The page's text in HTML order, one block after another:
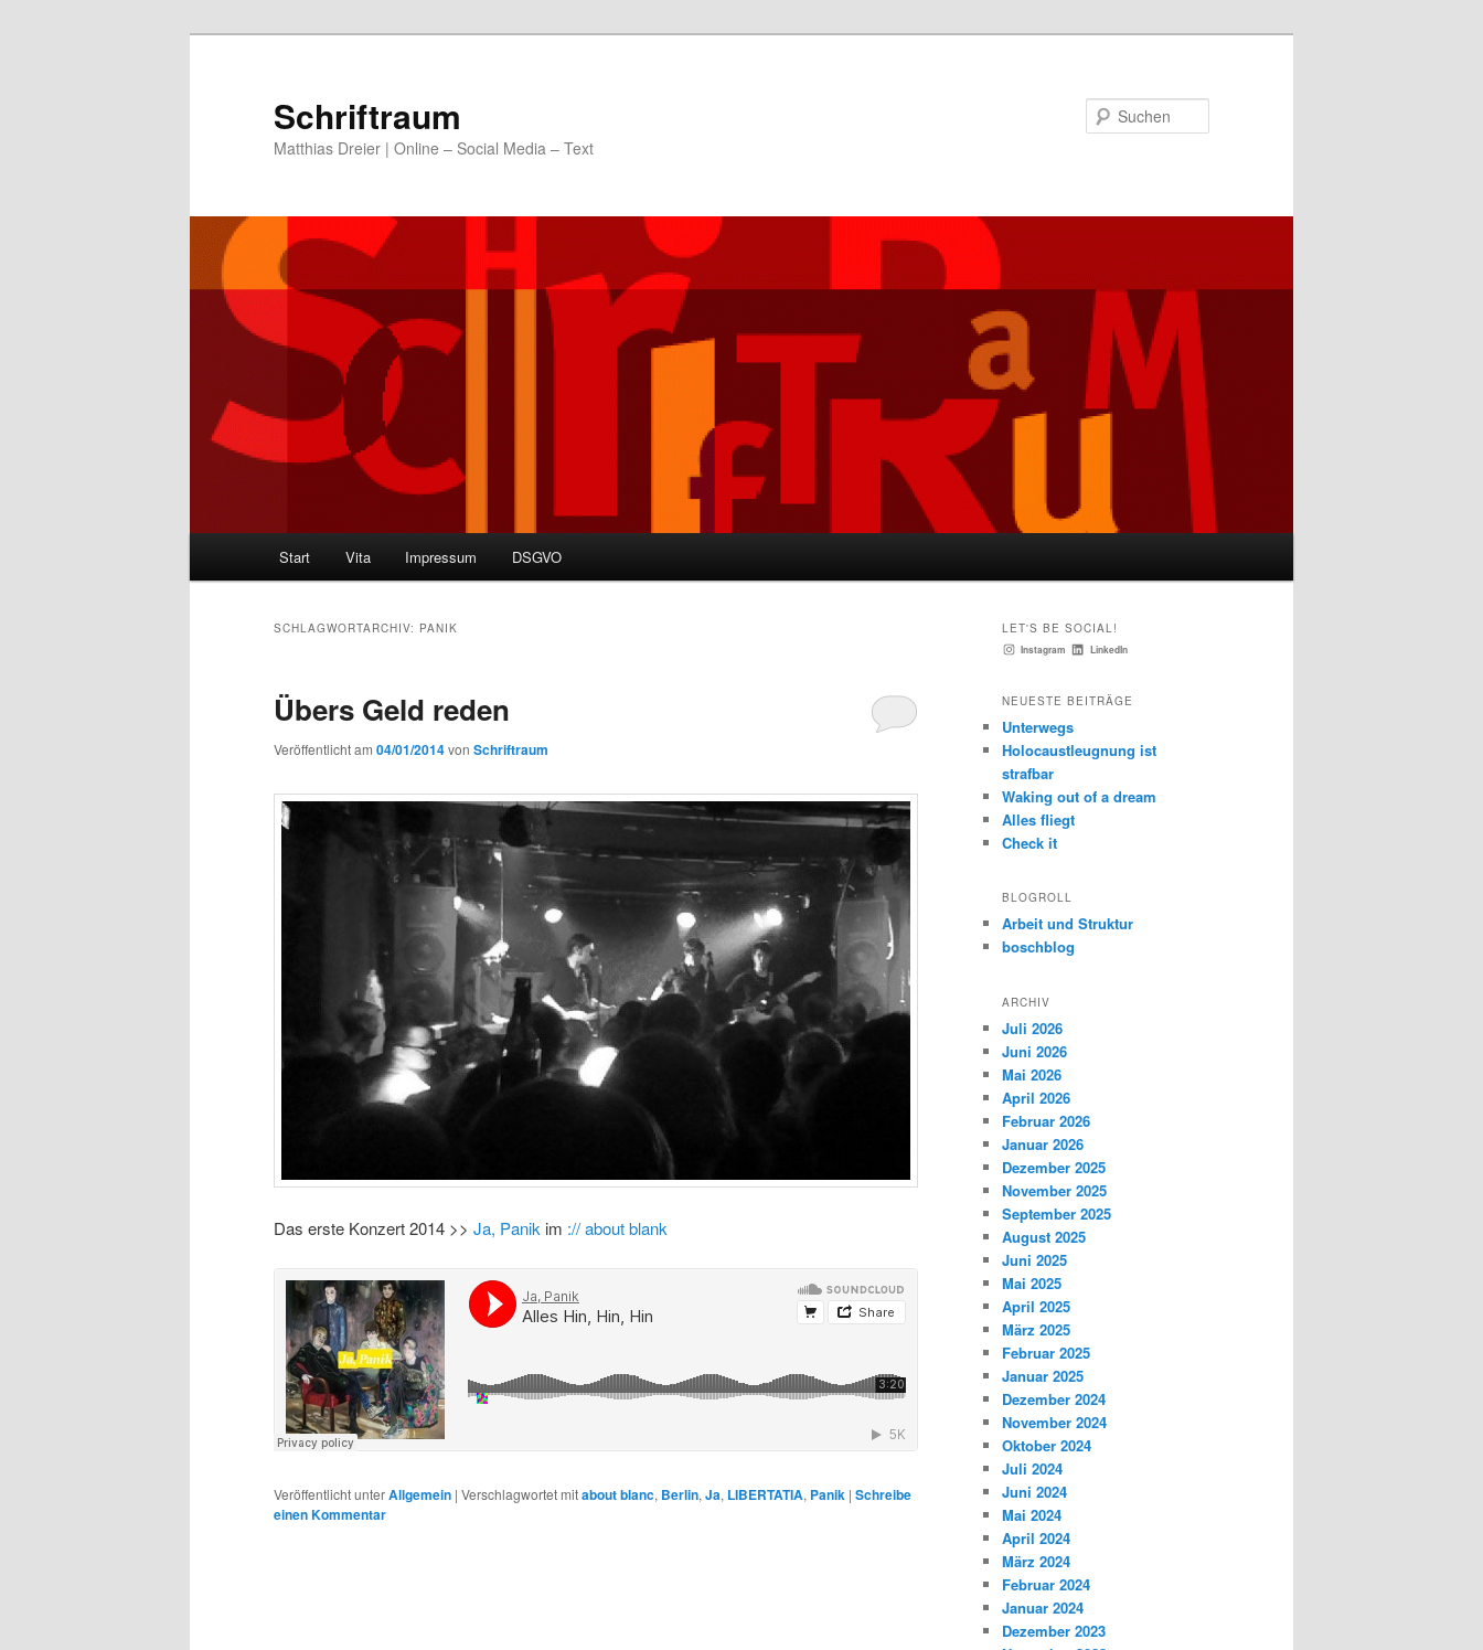
Schriftraum
Matthias Dreier | Online – Social Media – Text
Start Vita Impressum DSGVO
SCHLAGWORTARCHIV: PANIK
Übers Geld reden
Veröffentlicht am 04/01/2014von Schriftraum
Das erste Konzert 2014 >> Ja, Panik im :// about blank
Veröffentlicht unterAllgemein | Verschlagwortet mitabout blanc, Berlin,Ja, LIBERTATIA, Panik | Schreibe
einen Kommentar
LET'S BE SOCIAL!
Instagram LinkedIn
NEUESTE BEITRÄGE
Unterwegs
Holocaustleugnung ist
strafbar
Waking out of a dream
Alles fliegt
Check it
BLOGROLL
Arbeit und Struktur
boschblog
ARCHIV
Juli 2026
Juni 2026
Mai 2026
April 2026
Februar 2026
Januar 2026
Dezember 2025
November 2025
September 2025
August 2025
Juni 2025
Mai 2025
April 2025
März 2025
Februar 2025
Januar 2025
Dezember 2024
November 2024
Oktober 2024
Juli 2024
Juni 2024
Mai 2024
April 2024
März 2024
Februar 2024
Januar 2024
Dezember 2023